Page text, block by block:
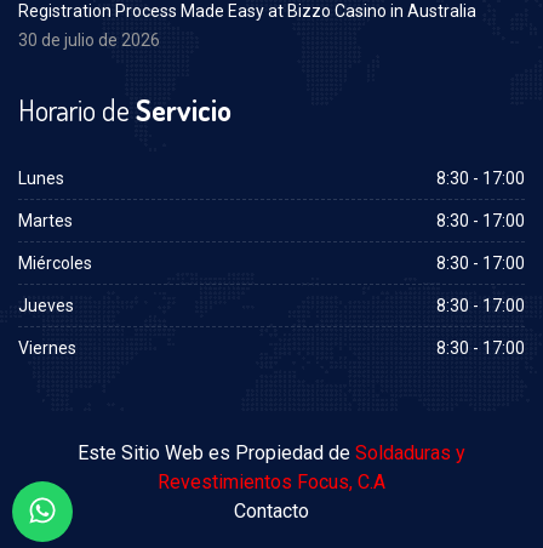
Registration Process Made Easy at Bizzo Casino in Australia
30 de julio de 2026
Horario deServicio
Lunes 8:30 - 17:00
Martes 8:30 - 17:00
Miércoles 8:30 - 17:00
Jueves 8:30 - 17:00
Viernes 8:30 - 17:00
Este Sitio Web es Propiedad de Soldaduras y
Revestimientos Focus, C.A
Contacto